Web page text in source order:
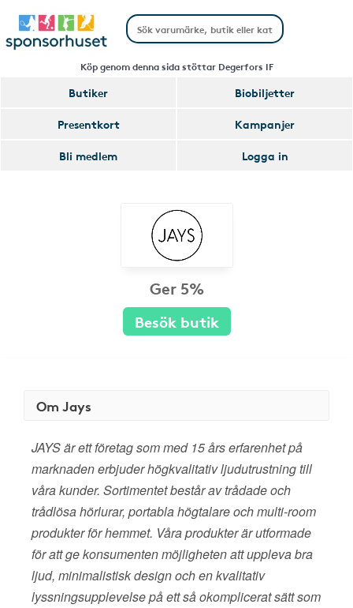
Köp genom denna sida stöttar Degerfors IF
Butiker
Biobiljetter
Presentkort
Kampanjer
Bli medlem
Logga in
Ger 5%
Besök butik
Om Jays
JAYS är ett företag som med 15 års erfarenhet på
marknaden erbjuder högkvalitativ ljudutrustning till
våra kunder. Sortimentet består av trådade och
trådlösa hörlurar, portabla högtalare och multi-room
produkter för hemmet. Våra produkter är utformade
för att ge konsumenten möjligheten att uppleva bra
ljud, minimalistisk design och en kvalitativ
lyssningsupplevelse på ett så okomplicerat sätt som